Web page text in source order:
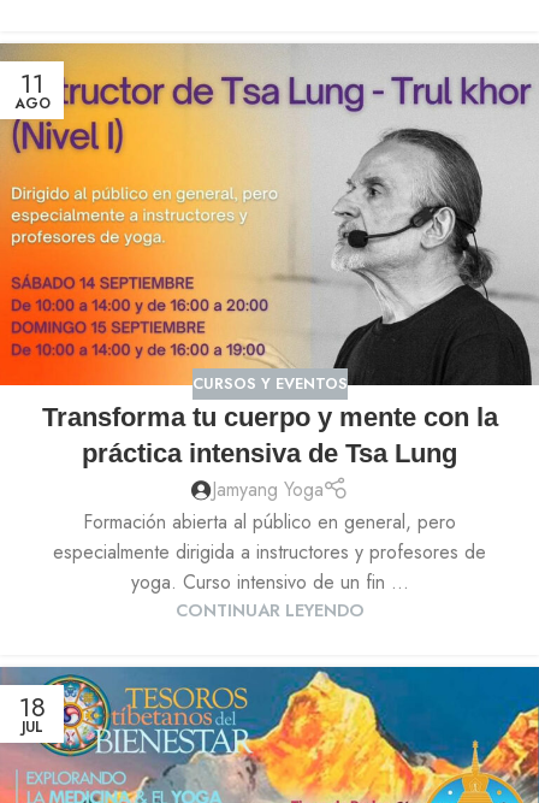
11
AGO
CURSOS Y EVENTOS
Transforma tu cuerpo y mente con la
práctica intensiva de Tsa Lung
Jamyang Yoga
Formación abierta al público en general, pero
especialmente dirigida a instructores y profesores de
yoga. Curso intensivo de un fin ...
CONTINUAR LEYENDO
18
JUL